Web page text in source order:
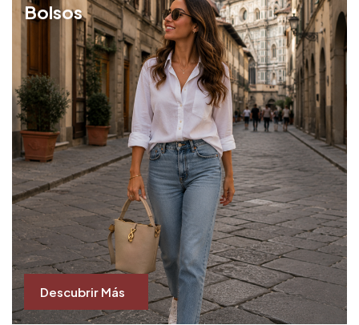
Bolsos
Descubrir Más